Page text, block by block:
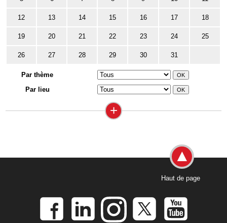
12 13 14 15 16 17 18
19 20 21 22 23 24 25
26 27 28 29 30 31
Par thème
Par lieu
+
Haut de page